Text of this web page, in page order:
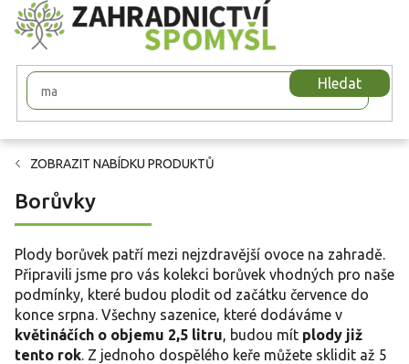
Přejít
na
obsah
Hledat
ZOBRAZIT NABÍDKU PRODUKTŮ
Borůvky
Plody borůvek patří mezi nejzdravější ovoce na zahradě.
Připravili jsme pro vás kolekci borůvek vhodných pro naše
podmínky, které budou plodit od začátku července do
konce srpna. Všechny sazenice, které dodáváme v
květináčích o objemu 2,5 litru , budou mít plody již
tento rok . Z jednoho dospělého keře můžete sklidit až 5